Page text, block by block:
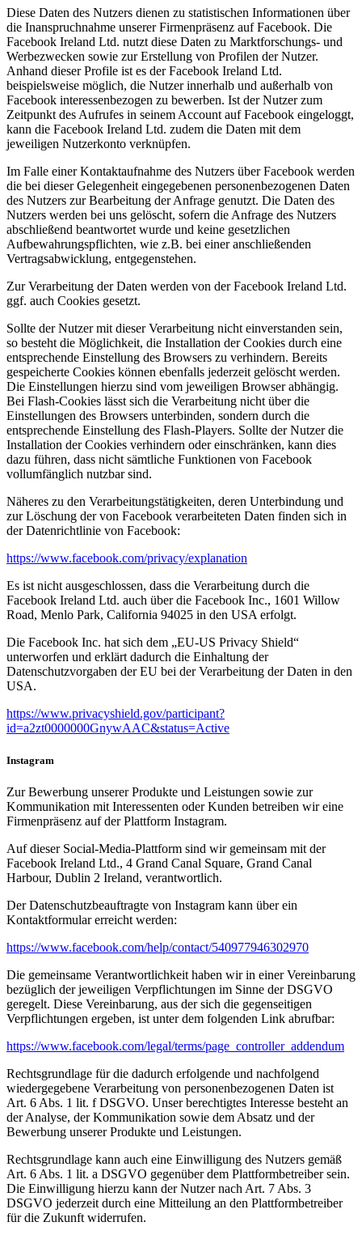
Diese Daten des Nutzers dienen zu statistischen Informationen über
die Inanspruchnahme unserer Firmenpräsenz auf Facebook. Die
Facebook Ireland Ltd. nutzt diese Daten zu Marktforschungs- und
Werbezwecken sowie zur Erstellung von Profilen der Nutzer.
Anhand dieser Profile ist es der Facebook Ireland Ltd.
beispielsweise möglich, die Nutzer innerhalb und außerhalb von
Facebook interessenbezogen zu bewerben. Ist der Nutzer zum
Zeitpunkt des Aufrufes in seinem Account auf Facebook eingeloggt,
kann die Facebook Ireland Ltd. zudem die Daten mit dem
jeweiligen Nutzerkonto verknüpfen.
Im Falle einer Kontaktaufnahme des Nutzers über Facebook werden
die bei dieser Gelegenheit eingegebenen personenbezogenen Daten
des Nutzers zur Bearbeitung der Anfrage genutzt. Die Daten des
Nutzers werden bei uns gelöscht, sofern die Anfrage des Nutzers
abschließend beantwortet wurde und keine gesetzlichen
Aufbewahrungspflichten, wie z.B. bei einer anschließenden
Vertragsabwicklung, entgegenstehen.
Zur Verarbeitung der Daten werden von der Facebook Ireland Ltd.
ggf. auch Cookies gesetzt.
Sollte der Nutzer mit dieser Verarbeitung nicht einverstanden sein,
so besteht die Möglichkeit, die Installation der Cookies durch eine
entsprechende Einstellung des Browsers zu verhindern. Bereits
gespeicherte Cookies können ebenfalls jederzeit gelöscht werden.
Die Einstellungen hierzu sind vom jeweiligen Browser abhängig.
Bei Flash-Cookies lässt sich die Verarbeitung nicht über die
Einstellungen des Browsers unterbinden, sondern durch die
entsprechende Einstellung des Flash-Players. Sollte der Nutzer die
Installation der Cookies verhindern oder einschränken, kann dies
dazu führen, dass nicht sämtliche Funktionen von Facebook
vollumfänglich nutzbar sind.
Näheres zu den Verarbeitungstätigkeiten, deren Unterbindung und
zur Löschung der von Facebook verarbeiteten Daten finden sich in
der Datenrichtlinie von Facebook:
https://www.facebook.com/privacy/explanation
Es ist nicht ausgeschlossen, dass die Verarbeitung durch die
Facebook Ireland Ltd. auch über die Facebook Inc., 1601 Willow
Road, Menlo Park, California 94025 in den USA erfolgt.
Die Facebook Inc. hat sich dem „EU-US Privacy Shield“
unterworfen und erklärt dadurch die Einhaltung der
Datenschutzvorgaben der EU bei der Verarbeitung der Daten in den
USA.
https://www.privacyshield.gov/participant?
id=a2zt0000000GnywAAC&status=Active
Instagram
Zur Bewerbung unserer Produkte und Leistungen sowie zur
Kommunikation mit Interessenten oder Kunden betreiben wir eine
Firmenpräsenz auf der Plattform Instagram.
Auf dieser Social-Media-Plattform sind wir gemeinsam mit der
Facebook Ireland Ltd., 4 Grand Canal Square, Grand Canal
Harbour, Dublin 2 Ireland, verantwortlich.
Der Datenschutzbeauftragte von Instagram kann über ein
Kontaktformular erreicht werden:
https://www.facebook.com/help/contact/540977946302970
Die gemeinsame Verantwortlichkeit haben wir in einer Vereinbarung
bezüglich der jeweiligen Verpflichtungen im Sinne der DSGVO
geregelt. Diese Vereinbarung, aus der sich die gegenseitigen
Verpflichtungen ergeben, ist unter dem folgenden Link abrufbar:
https://www.facebook.com/legal/terms/page_controller_addendum
Rechtsgrundlage für die dadurch erfolgende und nachfolgend
wiedergegebene Verarbeitung von personenbezogenen Daten ist
Art. 6 Abs. 1 lit. f DSGVO. Unser berechtigtes Interesse besteht an
der Analyse, der Kommunikation sowie dem Absatz und der
Bewerbung unserer Produkte und Leistungen.
Rechtsgrundlage kann auch eine Einwilligung des Nutzers gemäß
Art. 6 Abs. 1 lit. a DSGVO gegenüber dem Plattformbetreiber sein.
Die Einwilligung hierzu kann der Nutzer nach Art. 7 Abs. 3
DSGVO jederzeit durch eine Mitteilung an den Plattformbetreiber
für die Zukunft widerrufen.